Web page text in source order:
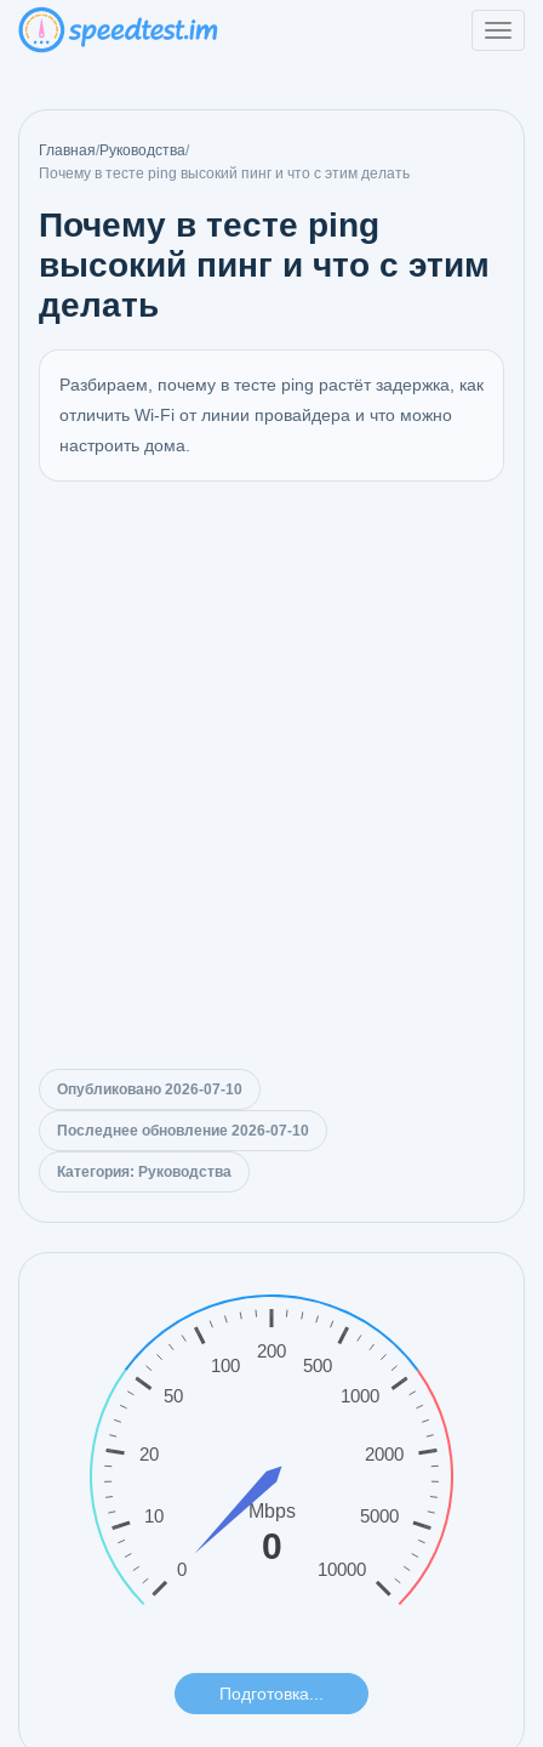
Главная/Руководства/
Почему в тесте ping высокий пинг и что с этим делать
Почему в тесте ping
высокий пинг и что с этим
делать
Разбираем, почему в тесте ping растёт задержка, как
отличить Wi‑Fi от линии провайдера и что можно
настроить дома.
Опубликовано 2026-07-10
Последнее обновление 2026-07-10
Категория: Руководства